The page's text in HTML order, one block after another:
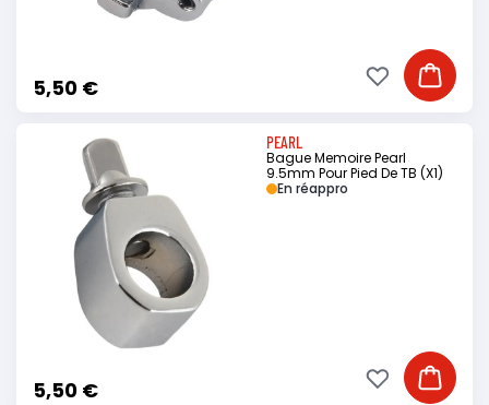
5,50 € Ajouter
Ajouter à ma
PEARL
Bague Memoire Pearl
9.5mm Pour Pied De TB (X1)
5,50 €
En réappro
Ajouter
Ajouter à ma